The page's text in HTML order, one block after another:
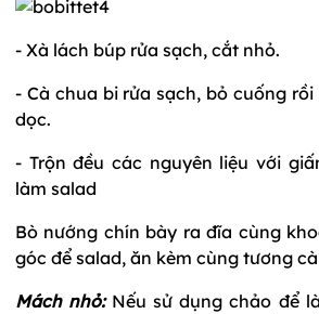
- Xà lách búp rửa sạch, cắt nhỏ.
- Cà chua bi rửa sạch, bỏ cuống
dọc.
- Trộn đều các nguyên liệu với
làm salad
Bò nướng chín bày ra đĩa cùng
góc để salad, ăn kèm cùng tương
Mách nhỏ:Nếu sử dụng chảo để